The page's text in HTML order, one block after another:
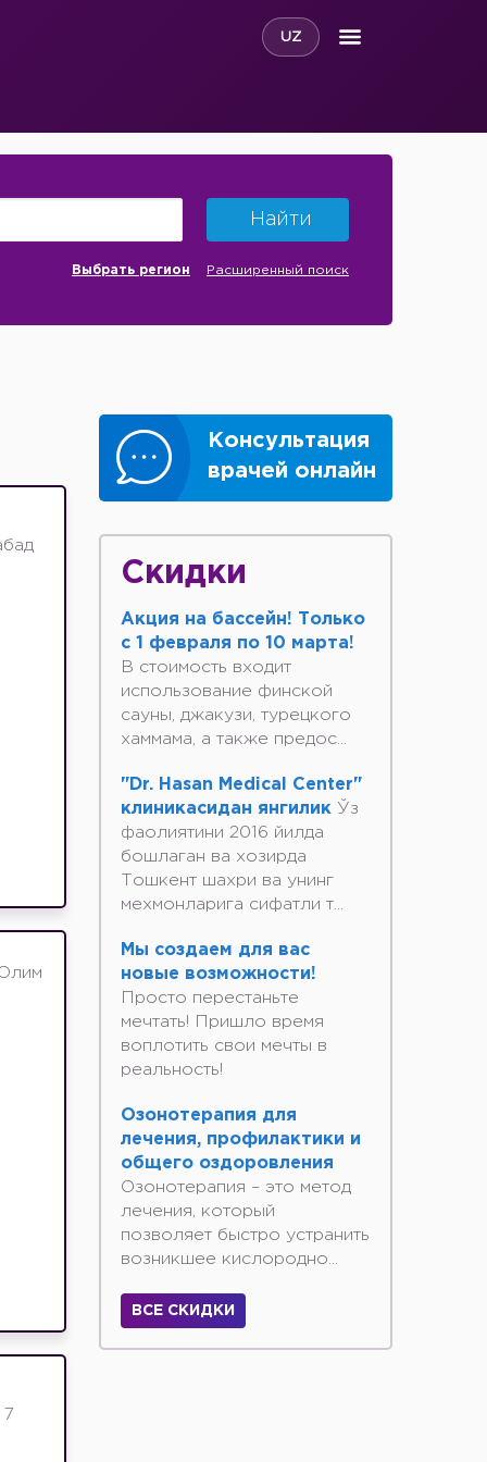
UZ
Найти
Выбрать регион Расширенный поиск
7
Консультация
врачей онлайн
Скидки
Акция на бассейн! Только
с 1 февраля по 10 марта!
В стоимость входит
использование финской
сауны, джакузи, турецкого
хаммама, а также предос...
"Dr. Hasan Medical Center"
клиникасидан янгилик Ўз
фаолиятини 2016 йилда
бошлаган ва хозирда
Тошкент шахри ва унинг
мехмонларига сифатли т...
Мы создаем для вас
новые возможности!
Просто перестаньте
мечтать! Пришло время
воплотить свои мечты в
реальность!
Озонотерапия для
лечения, профилактики и
общего оздоровления
Озонотерапия – это метод
лечения, который
позволяет быстро устранить
возникшее кислородно...
ВСЕ СКИДКИ